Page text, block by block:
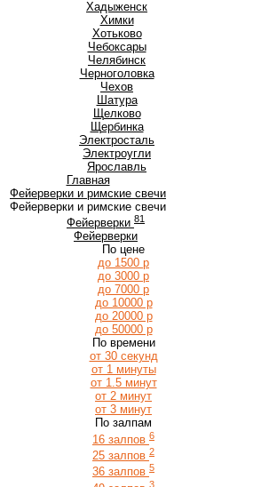
Хадыженск
Химки
Хотьково
Чебоксары
Челябинск
Черноголовка
Чехов
Шатура
Щелково
Щербинка
Электросталь
Электроугли
Ярославль
Главная
Фейерверки и римские свечи
Фейерверки и римские свечи
Фейерверки 81
Фейерверки
По цене
до 1500 р
до 3000 р
до 7000 р
до 10000 р
до 20000 р
до 50000 р
По времени
от 30 секунд
от 1 минуты
от 1.5 минут
от 2 минут
от 3 минут
По залпам
16 залпов 6
25 залпов 2
36 залпов 5
3